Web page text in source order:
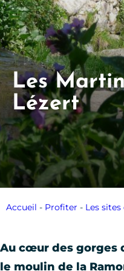
Les
Lézert
Accueil - Profiter - Les
Au cœur des gorges
le moulin de la